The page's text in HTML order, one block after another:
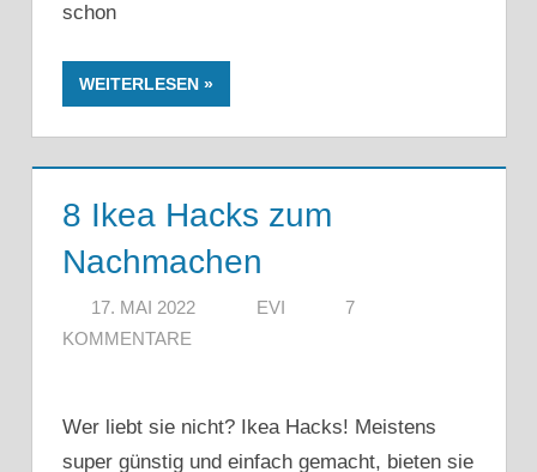
schon
WEITERLESEN
8 Ikea Hacks zum
Nachmachen
17. MAI 2022 EVI
7
KOMMENTARE
Wer liebt sie nicht? Ikea Hacks! Meistens
super günstig und einfach gemacht, bieten sie